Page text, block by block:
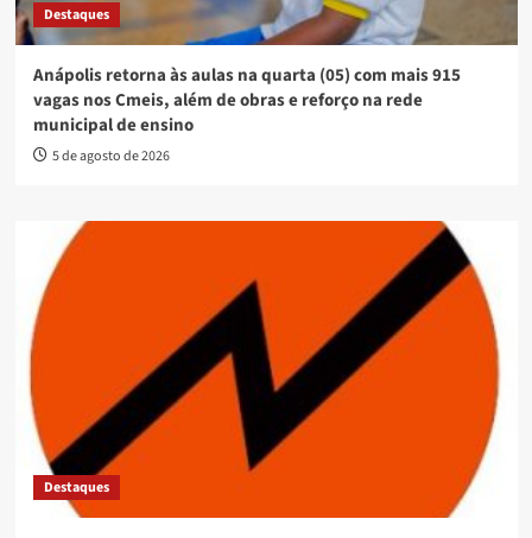
Destaques
Anápolis retorna às aulas na quarta (05) com mais 915
vagas nos Cmeis, além de obras e reforço na rede
municipal de ensino
5 de agosto de 2026
Destaques